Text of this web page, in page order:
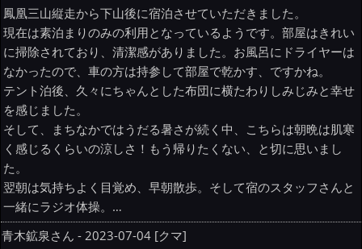
鳳凰三山縦走から下山後に宿泊させていただきました。
現在は素泊まりのみの利用となっているようです。部屋はきれい
に掃除されており、清潔感がありました。お風呂にドライヤーは
なかったので、車の方は持参して部屋で乾かす、ですかね。
テント泊後、久々にちゃんとした布団に横たわりしみじみと幸せ
を感じました。
そして、まちなかではうだる暑さが続く中、こちらは朝晩は肌寒
く感じるくらいの涼しさ！もう帰りたくない、と切に思いまし
た。
翌朝は気持ちよく目覚め、早朝散歩。そして宿のスタッフさんと
一緒にラジオ体操。…
青木鉱泉さん - 2023-07-04 [クマ]